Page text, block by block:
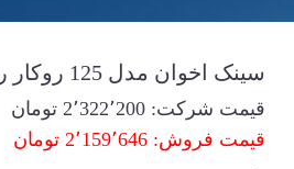
سینک اخوان مدل 125 روکار راست
قیمت شرکت: 2٬322٬200 تومان
قیمت فروش: 2٬159٬646 تومان